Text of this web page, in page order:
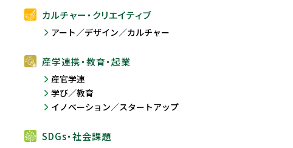
カルチャー・クリエイティブ
アート／デザイン／カルチャー
産学連携・教育・起業
産官学連
学び／教育
イノベーション／スタートアップ
SDGs・社会課題